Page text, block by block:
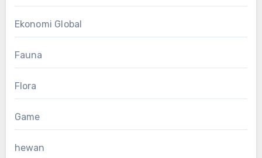
Ekonomi Global
Fauna
Flora
Game
hewan